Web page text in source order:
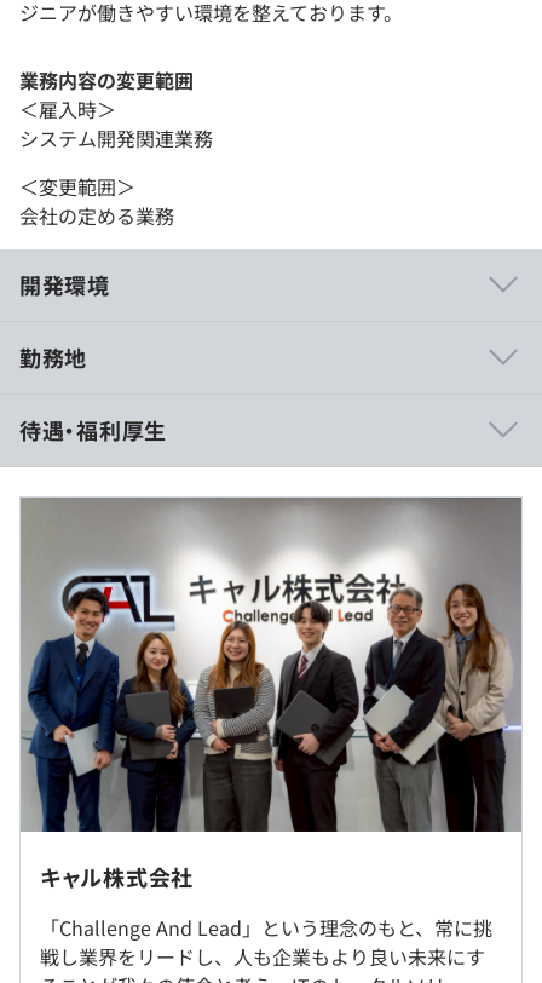
ジニアが働きやすい環境を整えております。
業務内容の変更範囲
＜雇入時＞
システム開発関連業務
＜変更範囲＞
会社の定める業務
開発環境
勤務地
就業場所の変更範囲
待遇・福利厚生
■賃金形態：月給制
■賃金の決定方法：当社規定により決定
■月給：約40万〜60万円（固定残業代を含む）
■基本給：約36万～52万円
■固定残業代：20時間分、約5万～8万円（超過分は別途
支給）
＜給与補足＞
※経験・スキルをみて前職給与を最大限考慮し決定いたし
ます！
実際、年収が50万円～100万円アップしたメンバーも多
数います。
キャル株式会社
「Challenge And Lead」という理念のもと、常に挑
戦し業界をリードし、人も企業もより良い未来にす